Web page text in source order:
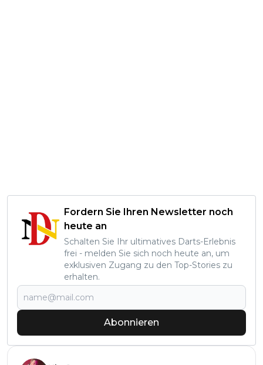
Fordern Sie Ihren Newsletter noch
heute an
Schalten Sie Ihr ultimatives Darts-Erlebnis
frei - melden Sie sich noch heute an, um
exklusiven Zugang zu den Top-Stories zu
erhalten.
Abonnieren